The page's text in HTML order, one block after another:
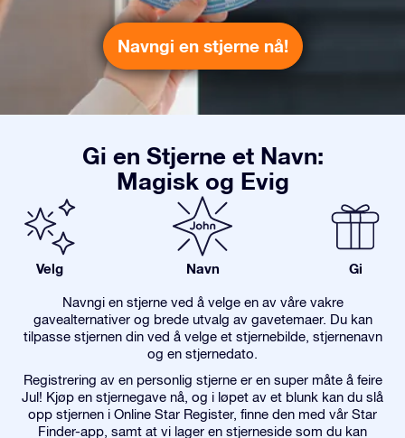
Navngi en stjerne nå!
Gi en Stjerne et Navn:
Magisk og Evig
Velg Navn Gi
Navngi en stjerne ved å velge en av våre vakre
gavealternativer og brede utvalg av gavetemaer. Du kan
tilpasse stjernen din ved å velge et stjernebilde, stjernenavn
og en stjernedato.
Registrering av en personlig stjerne er en super måte å feire
Jul! Kjøp en stjernegave nå, og i løpet av et blunk kan du slå
opp stjernen i Online Star Register, finne den med vår Star
Finder-app, samt at vi lager en stjerneside som du kan